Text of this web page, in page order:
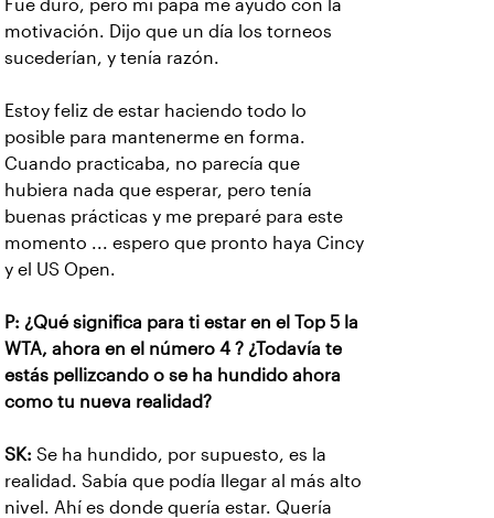
Fue duro, pero mi papá me ayudó con la
motivación. Dijo que un día los torneos
sucederían, y tenía razón.
Estoy feliz de estar haciendo todo lo
posible para mantenerme en forma.
Cuando practicaba, no parecía que
hubiera nada que esperar, pero tenía
buenas prácticas y me preparé para este
momento ... espero que pronto haya Cincy
y el US Open.
P: ¿Qué significa para ti estar en el Top 5 la
WTA, ahora en el número 4 ? ¿Todavía te
estás pellizcando o se ha hundido ahora
como tu nueva realidad?
SK: Se ha hundido, por supuesto, es la
realidad. Sabía que podía llegar al más alto
nivel. Ahí es donde quería estar. Quería